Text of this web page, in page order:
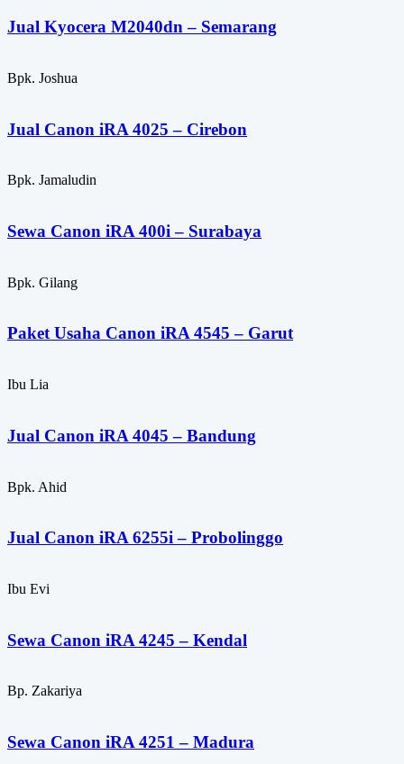
Jual Kyocera M2040dn – Semarang
Bpk. Joshua
Jual Canon iRA 4025 – Cirebon
Bpk. Jamaludin
Sewa Canon iRA 400i – Surabaya
Bpk. Gilang
Paket Usaha Canon iRA 4545 – Garut
Ibu Lia
Jual Canon iRA 4045 – Bandung
Bpk. Ahid
Jual Canon iRA 6255i – Probolinggo
Ibu Evi
Sewa Canon iRA 4245 – Kendal
Bp. Zakariya
Sewa Canon iRA 4251 – Madura